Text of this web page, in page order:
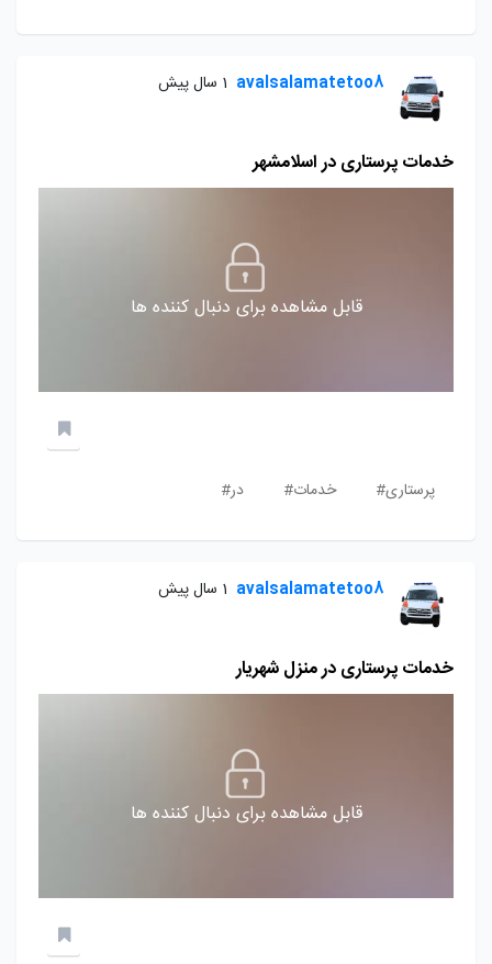
avalsalamatetoo8 1 سال پیش
خدمات پرستاری در اسلامشهر
قابل مشاهده برای دنبال کننده ها
پرستاری# خدمات# در#
avalsalamatetoo8 1 سال پیش
خدمات پرستاری در منزل شهریار
قابل مشاهده برای دنبال کننده ها